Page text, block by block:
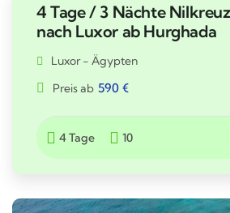
4 Tage / 3 Nächte
nach Luxor ab Hurghada
Luxor - Ägypten
Preis ab 590 €
4 Tage 10